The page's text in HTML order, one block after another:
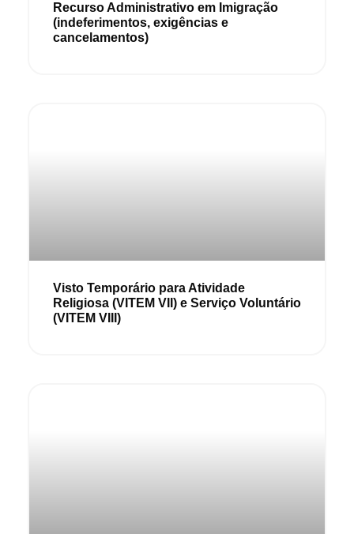
Recurso Administrativo em Imigração
(indeferimentos, exigências e
cancelamentos)
Visto Temporário para Atividade
Religiosa (VITEM VII) e Serviço Voluntário
(VITEM VIII)